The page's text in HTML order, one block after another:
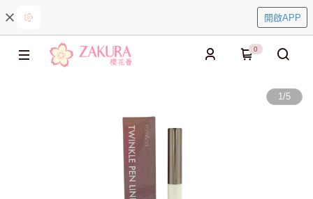
開啟APP
0
1/5